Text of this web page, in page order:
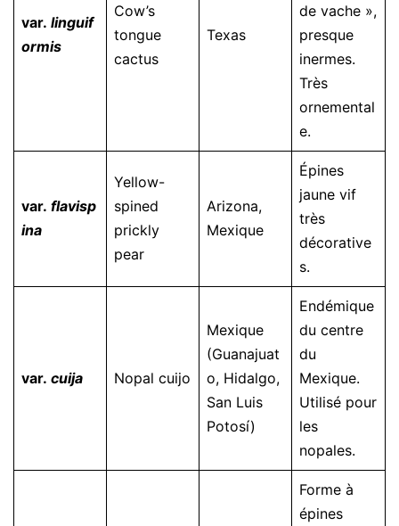
var. linguif
ormis
Cow’s
tongue
cactus
Texas
de vache »,
presque
inermes.
Très
ornemental
e.
var. flavisp
ina
Yellow-
spined
prickly
pear
Arizona,
Mexique
Épines
jaune vif
très
décorative
s.
var. cuija Nopal cuijo
Mexique
(Guanajuat
o, Hidalgo,
San Luis
Potosí)
Endémique
du centre
du
Mexique.
Utilisé pour
les
nopales.
Forme à
épines